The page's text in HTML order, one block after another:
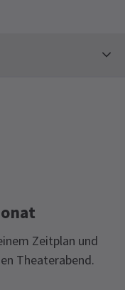
Zeitplan und
Theaterabend.